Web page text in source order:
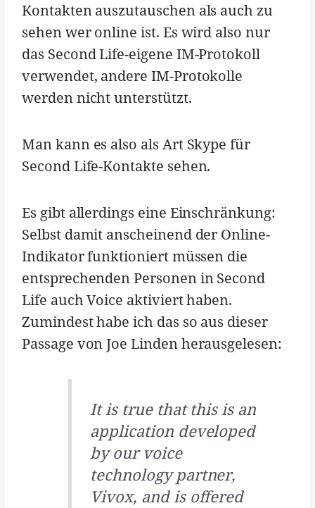
Kontakten auszutauschen als auch zu
sehen wer online ist. Es wird also nur
das Second Life-eigene IM-Protokoll
verwendet, andere IM-Protokolle
werden nicht unterstützt.
Man kann es also als Art Skype für
Second Life-Kontakte sehen.
Es gibt allerdings eine Einschränkung:
Selbst damit anscheinend der Online-
Indikator funktioniert müssen die
entsprechenden Personen in Second
Life auch Voice aktiviert haben.
Zumindest habe ich das so aus dieser
Passage von Joe Linden herausgelesen:
It is true that this is an
application developed
by our voice
technology partner,
Vivox, and is offered